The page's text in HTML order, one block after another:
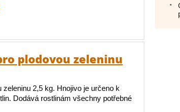
plodovou zeleninu
zeleninu 2,5 kg. Hnojivo je určeno k
Dodává rostlinám všechny potřebné